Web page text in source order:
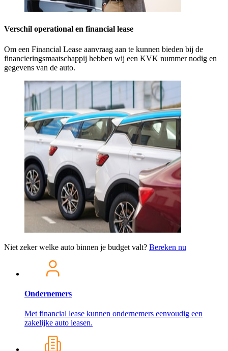
Verschil operational en financial lease
Om een Financial Lease aanvraag aan te kunnen bieden bij de
financieringsmaatschappij hebben wij een KVK nummer nodig en
gegevens van de auto.
Niet zeker welke auto binnen je budget valt? Bereken nu
Ondernemers
Met financial lease kunnen ondernemers eenvoudig een
zakelijke auto leasen.